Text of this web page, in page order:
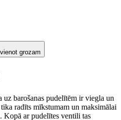
grozam
barošanas pudelītēm ir viegla un
radīts mīkstumam un maksimālai
Kopā ar pudelītes ventili tas